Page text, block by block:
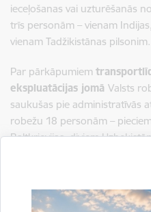
ieceļošanas vai uzturēšanās
trīs personām – vienam
vienam Tadžikistānas pilsonim.
Par pārkāpumiem
ekspluatācijas jomā Valsts
saukušas pie administratīvās
robežu 18 personām –
Baltkrievijas, diviem
Sagatavoja: